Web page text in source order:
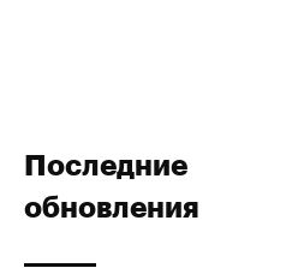
Последние
обновления